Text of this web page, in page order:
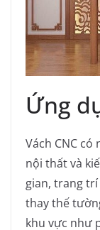
Ứng
Vách CNC
nội thất và
gian, trang
thay thế
khu vực như